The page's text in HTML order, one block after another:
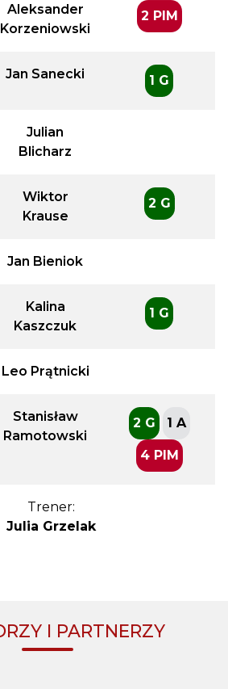
Aleksander
Korzeniowski
2 PIM
Jan Sanecki 1 G
Julian
Blicharz
Wiktor
Krause
2 G
Jan Bieniok
Kalina
Kaszczuk
1 G
Leo Prątnicki
Stanisław
Ramotowski
2 G 1 A
4 PIM
Trener:
Julia Grzelak
I PARTNERZY